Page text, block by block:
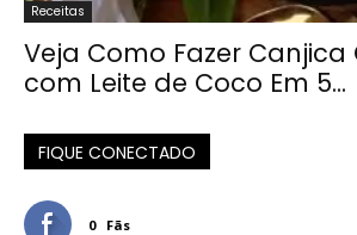
Receitas
Veja Como Fazer Canjica
com Leite de Coco Em 5...
FIQUE CONECTADO
0 Fãs